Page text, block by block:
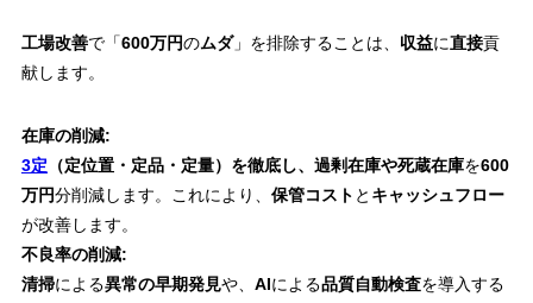
工場改善で「600万円のムダ」を排除することは、 収益に直接貢
献します。
在庫の削減:
3定 （定位置・定品・定量）を徹底し、過剰在庫や死蔵在庫を600
万円分削減します。これにより、 保管コスト と キャッシュフロー
が改善します。
不良率の削減:
清掃による異常の早期発見や、 AIによる品質自動検査を導入する